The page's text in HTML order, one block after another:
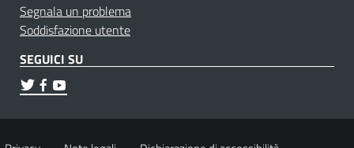
Segnala un problema
Soddisfazione utente
SEGUICI SU